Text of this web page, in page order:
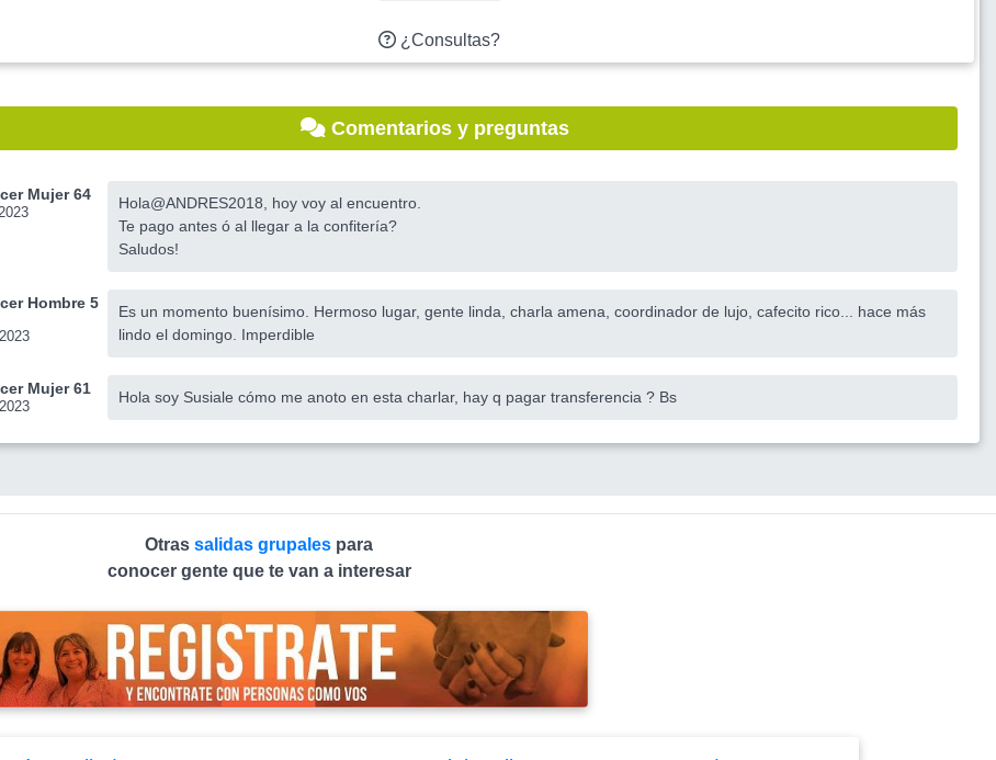
¿Consultas?
Comentarios y preguntas
Mujer 64
Hola@ANDRES2018, hoy voy al encuentro.
Te pago antes ó al llegar a la confitería?
Saludos!
Hombre 5
Es un momento buenísimo. Hermoso lugar, gente linda, charla amena, coordinador de lujo, cafecito rico... hace más
lindo el domingo. Imperdible
Mujer 61 Hola soy Susiale cómo me anoto en esta charlar, hay q pagar transferencia ? Bs
Otras salidas grupales para
conocer gente que te van a interesar